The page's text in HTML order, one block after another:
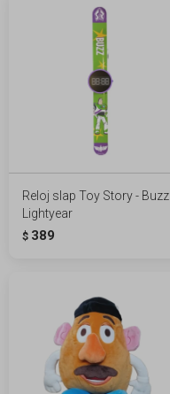
Reloj slap Toy Story - Buzz
Lightyear
$ 389